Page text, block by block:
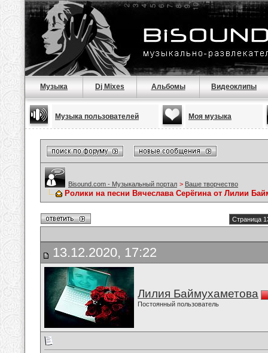
Музыка Dj Mixes Альбомы Видеоклипы
Музыка пользователей Моя музыка
Bisound.com - Музыкальный портал > Ваше творчество
Ролики на песни Вячеслава Серёгина от Лилии
Страница
13.12.2020, 17:22
Лилия Баймухаметова
Постоянный пользователь